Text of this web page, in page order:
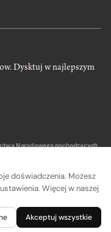
Dysktuj w najlepszym
Narodowego pochodzących
doświadczenia. Możesz
Więcej w naszej
Akceptuj wszystkie